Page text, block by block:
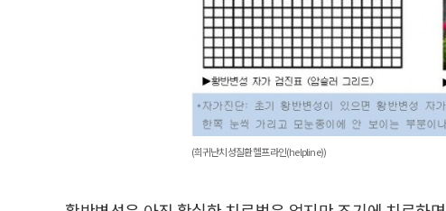
(희귀난치성질환 헬프라인(helpline))